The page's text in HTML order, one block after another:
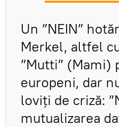
Un ”NEIN”
Merkel, altfel
”Mutti”
europeni, dar
loviți de criză:
mutualizarea